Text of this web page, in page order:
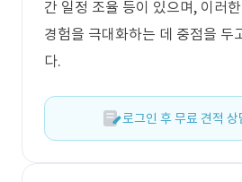
간 일정 조율 등이 있으며, 이러
경험을 극대화하는 데 중점을 두
다.
로그인 후 무료 견적 상